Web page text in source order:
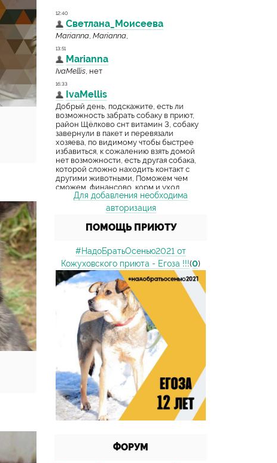
Для добавления необходима
авторизация
ПОМОЩЬ ПРИЮТУ
#НадоБратьОсенью2021 от
Кожуховского приюта - Егоза !!!(0)
ФОРУМ